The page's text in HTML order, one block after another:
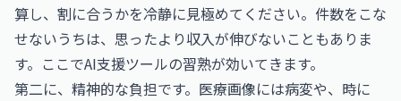
算し、割に合うかを冷静に見極めてください。件数をこな
せないうちは、思ったより収入が伸びないこともありま
す。ここでAI支援ツールの習熟が効いてきます。
第二に、精神的な負担です。医療画像には病変や、時に